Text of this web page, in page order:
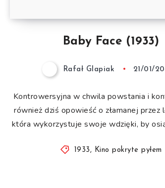
Baby Face (1933)
Rafał Glapiak 21/01/
Kontrowersyjna w chwila powstania i
również dziś opowieść o złamanej przez
która wykorzystuje swoje wdzięki, by
1933, Kino pokryte pyłem